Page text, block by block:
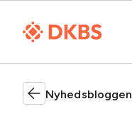
Nyhedsbloggen